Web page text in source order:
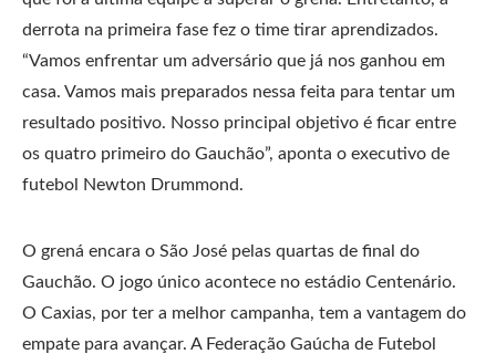
derrota na primeira fase fez o time tirar aprendizados.
“Vamos enfrentar um adversário que já nos ganhou em
casa. Vamos mais preparados nessa feita para tentar um
resultado positivo. Nosso principal objetivo é ficar entre
os quatro primeiro do Gauchão”, aponta o executivo de
futebol Newton Drummond.
O grená encara o São José pelas quartas de final do
Gauchão. O jogo único acontece no estádio Centenário.
O Caxias, por ter a melhor campanha, tem a vantagem do
empate para avançar. A Federação Gaúcha de Futebol